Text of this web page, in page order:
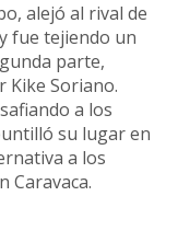
alejó al rival de
fue tejiendo un
parte,
Kike Soriano.
a los
su lugar en
a los
Caravaca.